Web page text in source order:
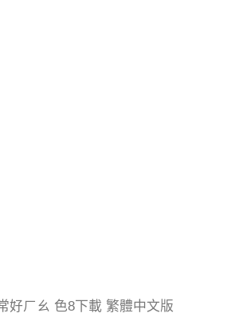
好ㄏㄠ 色8下載 繁體中文版